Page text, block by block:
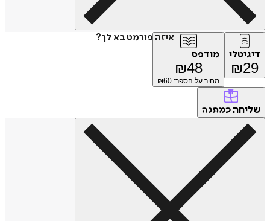
איזה פורמט בא לך?
דיגיטלי
₪29
מודפס
₪48
מחיר על הספר: ₪ 60
שליחה כמתנה